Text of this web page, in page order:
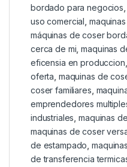
bordado para negocios
uso comercial
máquinas de coser
cerca de mi ,maquinas
eficensia en produccion
oferta maquinas de
coser familiares
emprendedores
industriales ,maquinas
maquinas de coser
de estampado ,
de transferencia